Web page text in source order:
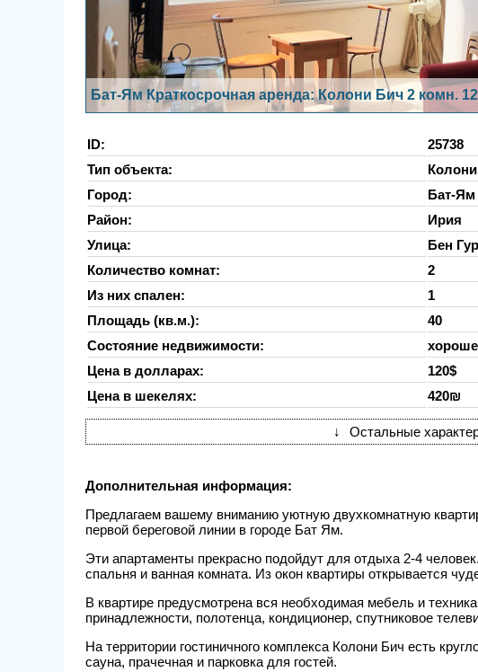
Бат-Ям Краткосрочная аренда: Колони Бич 2 комн.
ID:
25738
Тип объекта:
Город:
Бат-Ям
Район:
Ирия
Улица:
Бен
Количество комнат:
2
Из них спален:
1
Площадь (кв.м.):
40
Состояние недвижимости:
Цена в долларах:
120$
Цена в шекелях:
420₪
↓ Остальные
Дополнительная информация:
Предлагаем вашему вниманию уютную двухкомнатную
первой береговой линии в городе Бат Ям.
Эти апартаменты прекрасно подойдут для отдыха 2-4
спальня и ванная комната. Из окон квартиры открывается
В квартире предусмотрена вся необходимая мебель и
принадлежности, полотенца, кондиционер, спутниковое
На территории гостиничного комплекса Колони Бич есть
сауна, прачечная и парковка для гостей.